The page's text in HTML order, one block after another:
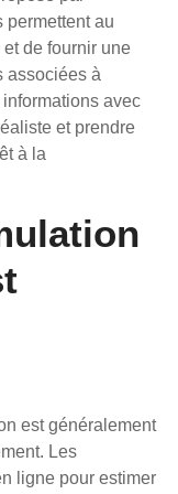
permettent au
de fournir une
associées à
informations avec
et prendre
à la
est généralement
Les
ligne pour estimer